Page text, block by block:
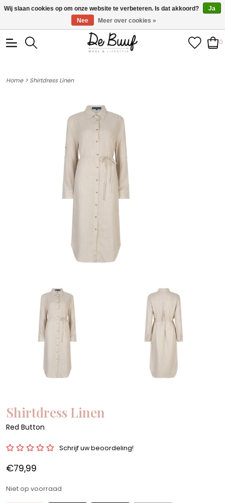
• Wekelijks nieuwe items • Gratis verzending >€100,- •
Verzonden binnen 1-3 werkdagen
0
Home> Shirtdress Linen
Shirtdress Linen
Red Button
Schrijf uw beoordeling!
€79,99
Niet op voorraad
Wij slaan cookies op om onze website te verbeteren. Is dat akkoord?
Ja
Nee
Meer over cookies »